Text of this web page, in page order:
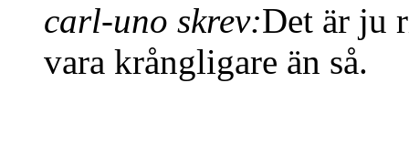
carl-uno skrev:Det är ju
vara krångligare än så.